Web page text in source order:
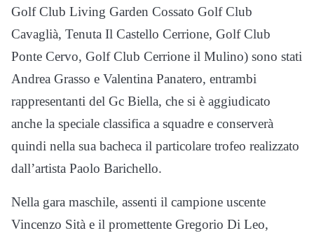
Golf Club Living Garden Cossato Golf Club
Cavaglià, Tenuta Il Castello Cerrione, Golf Club
Ponte Cervo, Golf Club Cerrione il Mulino) sono stati
Andrea Grasso e Valentina Panatero, entrambi
rappresentanti del Gc Biella, che si è aggiudicato
anche la speciale classifica a squadre e conserverà
quindi nella sua bacheca il particolare trofeo realizzato
dall’artista Paolo Barichello.
Nella gara maschile, assenti il campione uscente
Vincenzo Sità e il promettente Gregorio Di Leo,